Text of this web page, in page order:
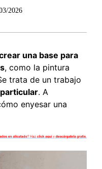
2026
una base para
, como la pintura
trata de un trabajo
. A
enyesar una